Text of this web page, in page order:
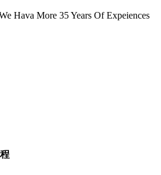
Hava More 35 Years Of Expeiences